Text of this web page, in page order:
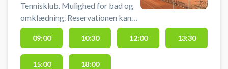
Tennisklub. Mulighed for bad og
omklædning. Reservationen kan
afbestilles indtil 2 timer før
banetimens starttid
09:00 10:30 12:00 13:30
15:00 18:00